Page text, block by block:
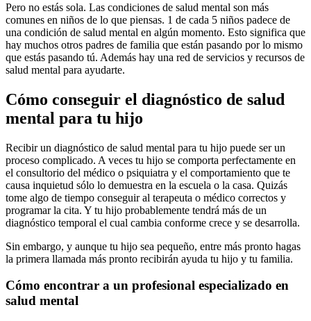
Pero no estás sola. Las condiciones de salud mental son más
comunes en niños de lo que piensas. 1 de cada 5 niños padece de
una condición de salud mental en algún momento. Esto significa que
hay muchos otros padres de familia que están pasando por lo mismo
que estás pasando tú. Además hay una red de servicios y recursos de
salud mental para ayudarte.
Cómo conseguir el diagnóstico de salud
mental para tu hijo
Recibir un diagnóstico de salud mental para tu hijo puede ser un
proceso complicado. A veces tu hijo se comporta perfectamente en
el consultorio del médico o psiquiatra y el comportamiento que te
causa inquietud sólo lo demuestra en la escuela o la casa. Quizás
tome algo de tiempo conseguir al terapeuta o médico correctos y
programar la cita. Y tu hijo probablemente tendrá más de un
diagnóstico temporal el cual cambia conforme crece y se desarrolla.
Sin embargo, y aunque tu hijo sea pequeño, entre más pronto hagas
la primera llamada más pronto recibirán ayuda tu hijo y tu familia.
Cómo encontrar a un profesional especializado en
salud mental